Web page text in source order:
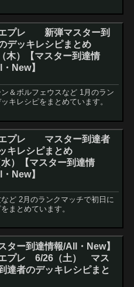
プレ 新弾マスター到
デッキレシピまとめ
木）【マスター到達情
New】
＆ボルフェウスなど 1月のラン
キレシピをまとめています。
プレ マスター到達者
キレシピまとめ
）【マスター到達情
New】
ど 2月のランクマッチで初日に
まとめています。
ター到達情報/All・New】
プレ 6/26（土） マス
達者のデッキレシピまと